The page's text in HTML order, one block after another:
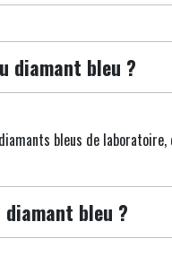
diamant bleu ?
bleus de
diamant bleu ?